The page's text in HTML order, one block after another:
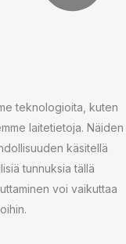
teknologioita, kuten
laitetietoja. Näiden
käsitellä
tunnuksia tällä
voi vaikuttaa